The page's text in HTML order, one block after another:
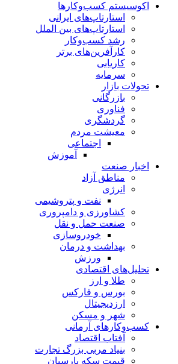
اکوسیستم کسب‌وکارها
استارتاپ‌های ایرانی
استارتاپ‌های بین الملل
رشد کسب‌وکار
کارآفرین‌های برتر
کاریابی
سرمایه
تحولات بازار
بازرگانی
فناوری
گردشگری
معیشت مردم
اجتماعی
آموزش
اخبار صنعت
مناطق آزاد
انرژی
نفت و پتروشیمی
کشاورزی و دامپروری
صنعت حمل و نقل
خودروسازی
بهداشت و درمان
ورزش
تحلیل‌های اقتصادی
طلا و ارز
بورس و فارکس
ارزدیجیتال
شهر و مسکن
کسب‌وکارهای آرمانی
آفتاب اقتصاد
بنیاد مربی بزرگ تجارت
قیمت سکه پارسیان